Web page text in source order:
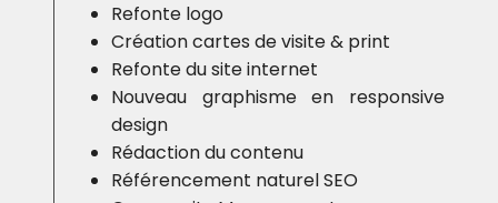
Refonte logo
Création cartes de visite & print
Refonte du site internet
Nouveau graphisme en responsive
design
Rédaction du contenu
Référencement naturel SEO